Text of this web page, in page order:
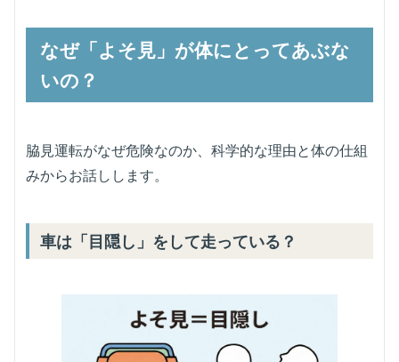
なぜ「よそ見」が体にとってあぶな
いの？
脇見運転がなぜ危険なのか、科学的な理由と体の仕組
みからお話しします。
車は「目隠し」をして走っている？